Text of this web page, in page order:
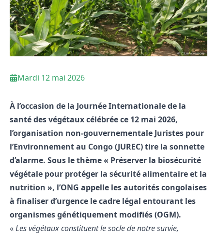
Mardi 12 mai 2026
À l’occasion de la Journée Internationale de la
santé des végétaux célébrée ce 12 mai 2026,
l’organisation non-gouvernementale Juristes pour
l’Environnement au Congo (JUREC) tire la sonnette
d’alarme. Sous le thème « Préserver la biosécurité
végétale pour protéger la sécurité alimentaire et la
nutrition », l’ONG appelle les autorités congolaises
à finaliser d’urgence le cadre légal entourant les
organismes génétiquement modifiés (OGM).
«Les végétaux constituent le socle de notre survie,